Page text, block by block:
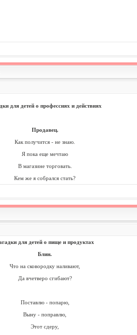
для детей о профессиях и действиях
Продавец.
Как получится - не знаю.
Я пока еще мечтаю
В магазине торговать.
Кем же я собрался стать?
для детей о пище и продуктах
Блин.
Что на сковородку наливают,
Да вчетверо сгибают?
Поставлю - попарю,
Выну - поправлю,
Этот сдеру,